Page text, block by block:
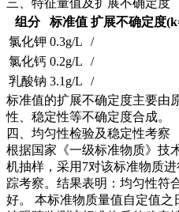
三、特征量值及扩展不确定度
组分
标准值 扩展不确定度
氯化钾 0.3g/L
/
氯化钙 0.2g/L
/
乳酸钠 3.1g/L
/
标准值的扩展不确定度主要由
性、稳定性等不确定度合成。
四、均匀性检验及稳定性考察
根据国家《一级标准物质》技
机抽样，采用7对该标准物质
踪考察。结果表明：均匀性符
好。 本标准物质量值自定值之